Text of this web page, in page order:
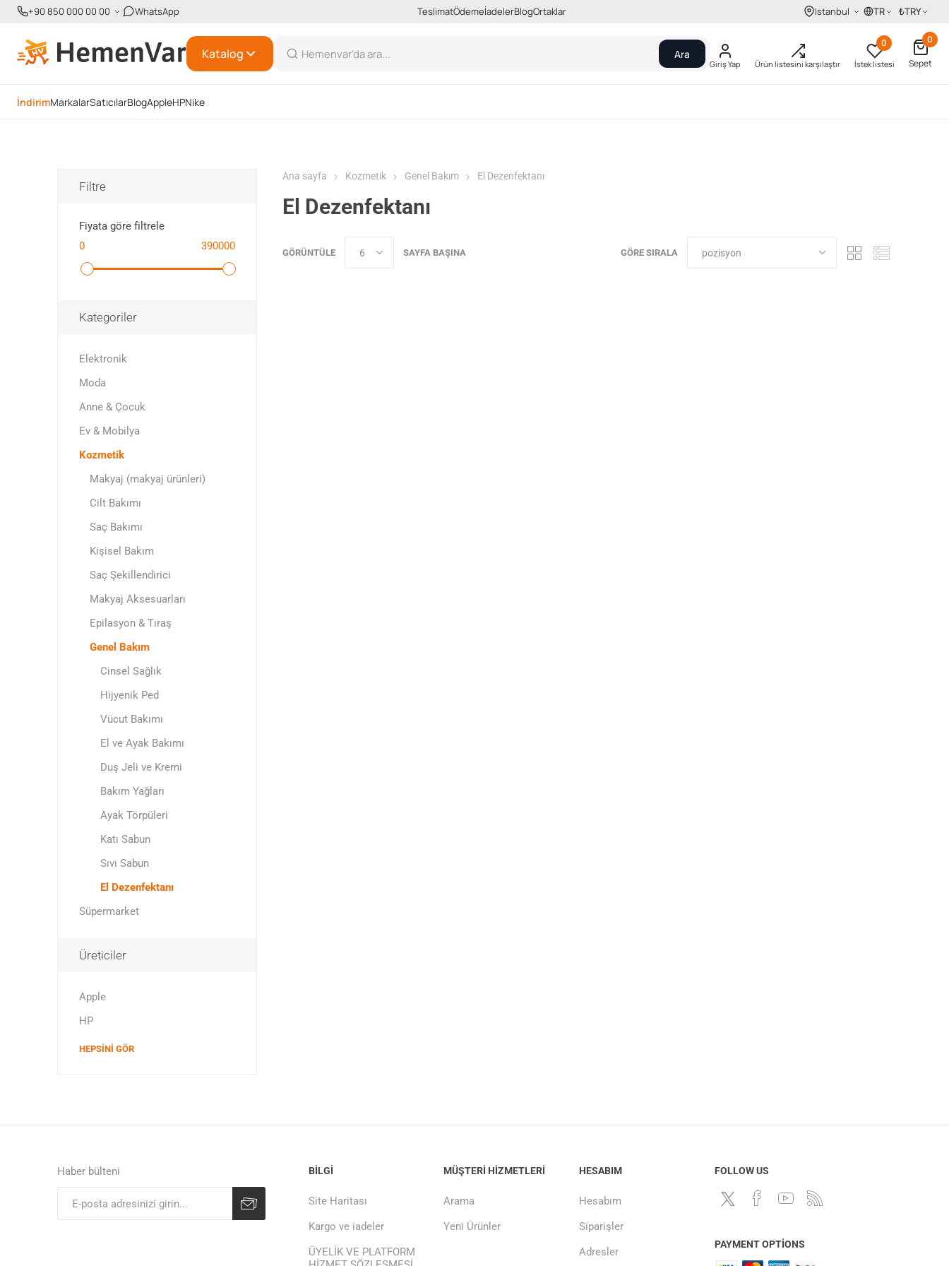
+90 850 000 00 00 WhatsApp TeslimatÖdemeİadelerBlogOrtaklar Istanbul TR ₺TRY
Katalog Ara
Giriş Yap Ürün listesini karşılaştır İstek listesi
0
0
Sepet
İndirimMarkalarSatıcılarBlogAppleHPNike
Ana sayfa Kozmetik Genel Bakım El Dezenfektanı
El Dezenfektanı
GÖRE SIRALA
GÖRÜNTÜLE SAYFA BAŞINA
Filtre
Fiyata göre filtrele
0
390000
Kategoriler
Elektronik
Moda
Anne & Çocuk
Ev & Mobilya
Kozmetik
Makyaj (makyaj ürünleri)
Cilt Bakımı
Saç Bakımı
Kişisel Bakım
Saç Şekillendirici
Makyaj Aksesuarları
Epilasyon & Tıraş
Genel Bakım
Cinsel Sağlık
Hijyenik Ped
Vücut Bakımı
El ve Ayak Bakımı
Duş Jeli ve Kremi
Bakım Yağları
Ayak Törpüleri
Katı Sabun
Sıvı Sabun
El Dezenfektanı
Süpermarket
Üreticiler
Apple
HP
HEPSINI GÖR
Haber bülteni BILGI
Site Haritası
Kargo ve iadeler
ÜYELİK VE PLATFORM
MÜŞTERI HIZMETLERI
Arama
Yeni Ürünler
HESABIM
Hesabım
Siparişler
Adresler
FOLLOW US
PAYMENT OPTIONS